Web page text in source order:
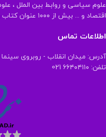
علوم سیاسی و روابط بین الملل ،
اقتصاد و ... بیش از ۱۰۰۰ عنوان کتاب روانه بازار نشر کرده است .
اطلاعات تماس
آدرس: میدان انقلاب - روبروی
تلفن: ۶۶۴۰۴۱۱۰ 021